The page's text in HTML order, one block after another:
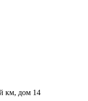
км, дом 14